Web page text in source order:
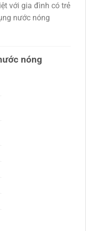
với gia đình có trẻ
nước nóng
nóng